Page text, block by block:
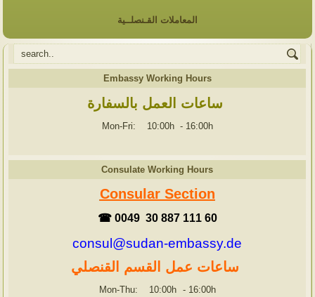
المعاملات القـنصلــية
Embassy Working Hours
ساعات العمل بالسفارة
Mon-Fri: 10:00h - 16:00h
Consulate Working Hours
Consular Section
☎ 0049 30 887 111 60
consul@sudan-embassy.de
ساعات عمل القسم القنصلي
Mon-Thu: 10:00h - 16:00h